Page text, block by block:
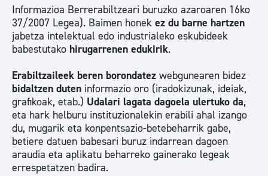
Informazioa Berrerabiltzeari buruzko azaroaren 16ko
37/2007 Legea). Baimen honek ez du barne hartzen
jabetza intelektual edo industrialeko eskubideek
babestutako hirugarrenen edukirik.
Erabiltzaileek beren borondatez webgunearen bidez
bidaltzen duten informazio oro (iradokizunak, ideiak,
grafikoak, etab.) Udalari lagata dagoela ulertuko da,
eta hark helburu instituzionalekin erabili ahal izango
du, mugarik eta konpentsazio-betebeharrik gabe,
betiere datuen babesari buruz indarrean dagoen
araudia eta aplikatu beharreko gainerako legeak
errespetatzen badira.